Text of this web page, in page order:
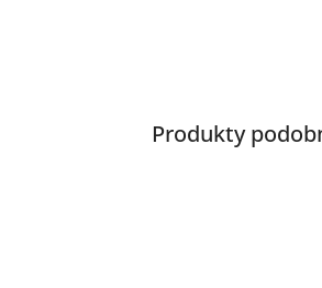
Pomiń karuzelę produktów
Produkty
Produkty